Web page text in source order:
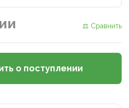
⚖ Сравнить
о поступлении